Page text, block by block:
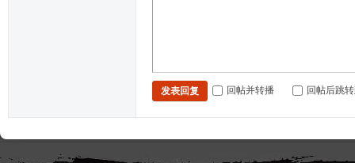
发表回复 回帖并转播 回帖后跳